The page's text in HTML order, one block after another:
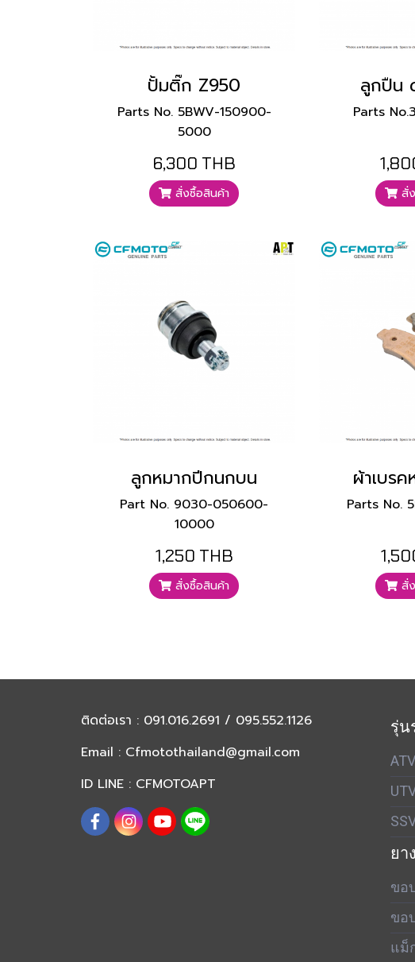
ปั้มติ๊ก Z950
Parts No. 5BWV-150900-
5000
6,300 THB
สั่งซื้อสินค้า
ลูกปืน
Parts
สั่
ลูกหมากปีกนกบน
Part No. 9030-050600-
10000
1,250 THB
สั่งซื้อสินค้า
ผ้าเบร
Parts No.
สั่
ติดต่อเรา : 091.016.2691 / 095.552.1126
Email : Cfmotothailand@gmail.com
ID LINE : CFMOTOAPT
รุ่น
ATV
ยา
ขอ
ขอ
แม็